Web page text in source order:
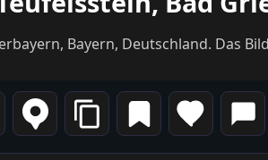
Bayern, Deutschland. Das